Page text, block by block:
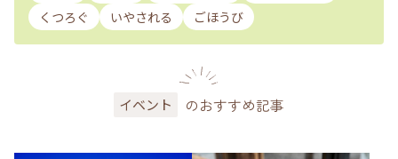
くつろぐ
いやされる ごほうび
イベント のおすすめ記事